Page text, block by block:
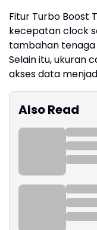
Fitur Turbo Boost
kecepatan clock
tambahan
Selain itu, ukuran
akses data
Also Read